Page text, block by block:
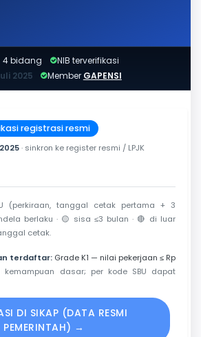
4 bidang
NIB terverifikasi
2025 Member GAPENSI
registrasi resmi
· sinkron ke register resmi / LPJK
jendela berlaku
(perkiraan, tanggal cetak pertama + 3
berlaku · 🟡 sisa ≤3 bulan · 🔴 di luar
cetak.
terdaftar: Grade K1 — nilai pekerjaan ≤ Rp
kemampuan dasar; per kode SBU dapat
DI SIKAP (DATA RESMI
PEMERINTAH) →